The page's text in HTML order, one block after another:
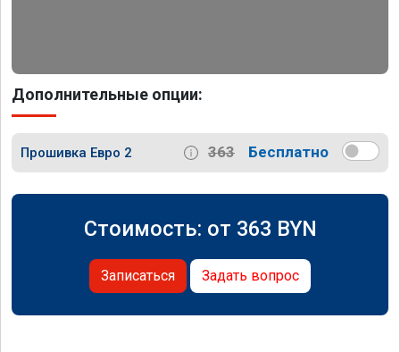
Дополнительные опции:
Прошивка Евро 2 363 Бесплатно
Стоимость: от 363 BYN
Записаться Задать вопрос